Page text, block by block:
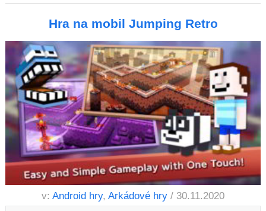
Hra na mobil Jumping Retro
v: Android hry, Arkádové hry / 30.11.2020